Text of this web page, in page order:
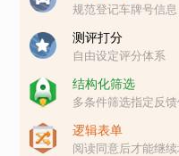
规范登记车牌号信息
测评打分
自由设定评分体系
结构化筛选
多条件筛选指定反馈
逻辑表单
阅读同意后才能继